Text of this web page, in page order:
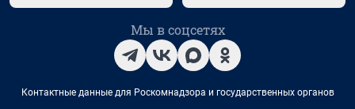
Мы в соцсетях
Контактные данные для Роскомнадзора и государственных органов